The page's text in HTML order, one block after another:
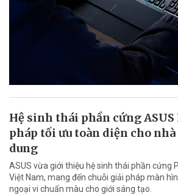
Hệ sinh thái phần cứng
pháp tối ưu toàn diện cho
dung
ASUS vừa giới thiệu hệ sinh thái phần cứng
Việt Nam, mang đến chuỗi giải pháp màn
ngoại vi chuẩn màu cho giới sáng tạo.